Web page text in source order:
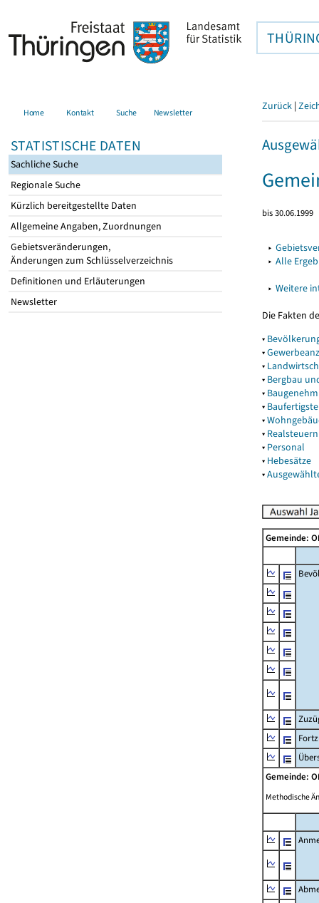
Home Kontakt Suche Newsletter
STATISTISCHE DATEN
Sachliche Suche
Regionale Suche
Kürzlich bereitgestellte Daten
Allgemeine Angaben, Zuordnungen
Gebietsveränderungen,
Änderungen zum Schlüsselverzeichnis
Definitionen und Erläuterungen
Newsletter
Zurück |
bis 30.06.1999
▸
▸ Alle
▸ Weitere
Die Fakten
▾
▾
▾
▾ Bergbau
▾
▾
▾
▾ Realsteuern
▾ Personal
▾ Hebesätze
▾
Gemeinde:
Gemeinde:
Methodische